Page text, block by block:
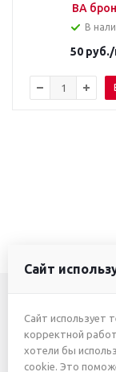
ВА
В
50руб.
Сайт
Сайт использует
корректной
хотели бы
cookie. Это